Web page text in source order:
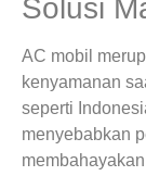
Solusi
AC mobil
kenyamanan
seperti
menyebabkan